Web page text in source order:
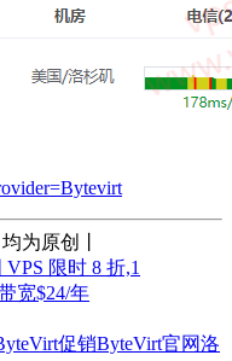
为原创丨
限时 8 折,1
宽$24/年
促销ByteVirt官网洛